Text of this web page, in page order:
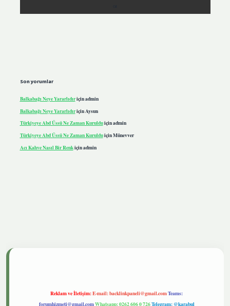
Son yorumlar
Balkabağı Neye Yararlıdıriçinadmin
Balkabağı Neye Yararlıdıriçin Aysun
Türkiyeye Abd Üssü Ne Zaman Kurulduiçinadmin
Türkiyeye Abd Üssü Ne Zaman KurulduiçinMünevver
Acı Kahve Nasıl Bir Renkiçinadmin
Reklam ve İletişim:E-mail:backlinkpaneli@gmail.comTeams:
forumhizmeti@gmail.comWhatsapp: 0262 606 0 726Telegram: @karabul